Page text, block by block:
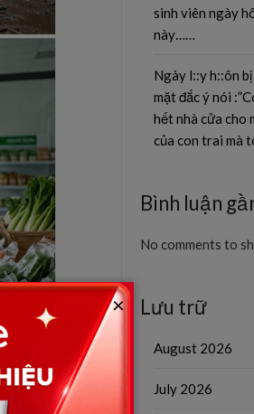
trong
sinh viên ngày
này……
Ngày l::y h::ôn
mặt đắc ý nói
hết nhà cửa cho
của con trai mà
Bình luận
No comments to
Lưu trữ
August 2026
July 2026
×